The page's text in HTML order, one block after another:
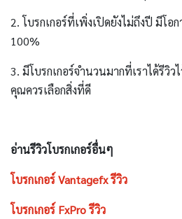
2. โบรกเกอร์ที่เพิ่งเปิดยังไม่ถึงปี มีโอ
100%
3. มีโบรกเกอร์จำนวนมากที่เราได้รีวิ
คุณควรเลือกสิ่งที่ดี
อ่านรีวิวโบรกเกอร์อื่นๆ
โบรกเกอร์ Vantagefx รีวิว
โบรกเกอร์ FxPro รีวิว